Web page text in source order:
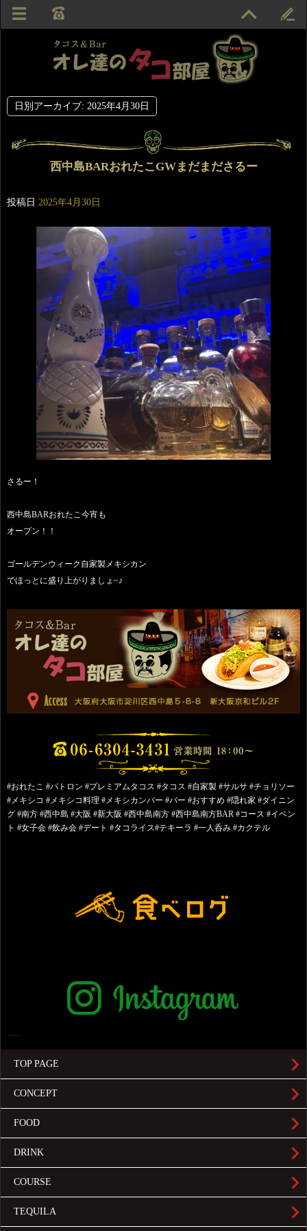
日別アーカイブ: 2025年4月30日
西中島BARおれたこGWまだまださるー
投稿日 2025年4月30日
さるー！
西中島BARおれたこ今宵も
オープン！！
ゴールデンウィーク自家製メキシカン
でほっとに盛り上がりましょ~♪
#おれたこ #パトロン #プレミアムタコス #タコス #自家製 #サルサ #チョリソー
#メキシコ #メキシコ料理 #メキシカンバー #バー #おすすめ #隠れ家 #ダイニン
グ #南方 #西中島 #大阪 #新大阪 #西中島南方 #西中島南方BAR #コース #イベン
ト #女子会 #飲み会 #デート #タコライス#テキーラ #一人呑み #カクテル
TOP PAGE
CONCEPT
FOOD
DRINK
COURSE
TEQUILA